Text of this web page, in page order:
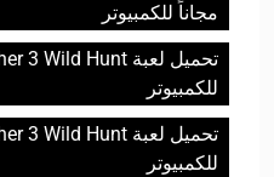
مجاناً للكمبيوتر
للكمبيوتر
للكمبيوتر